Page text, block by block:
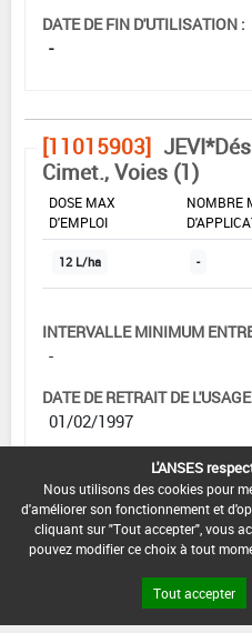
DATE DE FIN D'UTILISATION :
-
[11015903]
Cimet., Voies (1)
DOSE MAX
D'EMPLOI
NOMBRE
12 L/ha -
INTERVALLE MINIMUM
-
DATE DE RETRAIT DE
01/02/1997
DATE DE FIN DE
-
DATE DE FIN D'UTILISATION :
-
L'ANSES
Nous utilisons des cookies pour
d'améliorer son fonctionnement et
cliquant sur "Tout accepter", vous
pouvez modifier ce choix à tout
Tout accepter